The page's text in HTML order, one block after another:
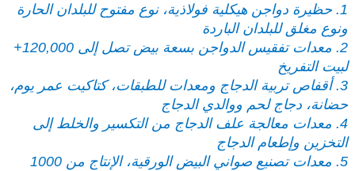
1. حظيرة دواجن هيكلية فولاذية، نوع مفتوح للبلدان الحارة
ونوع مغلق للبلدان الباردة
2. معدات تفقيس الدواجن بسعة بيض تصل إلى 120,000+
لبيت التفريخ
3. أقفاص تربية الدجاج ومعدات للطبقات، كتاكيت عمر يوم،
حضانة، دجاج لحم ووالدي الدجاج
4. معدات معالجة علف الدجاج من التكسير والخلط إلى
التخزين وإطعام الدجاج
5. معدات تصنيع صواني البيض الورقية، الإنتاج من 1000